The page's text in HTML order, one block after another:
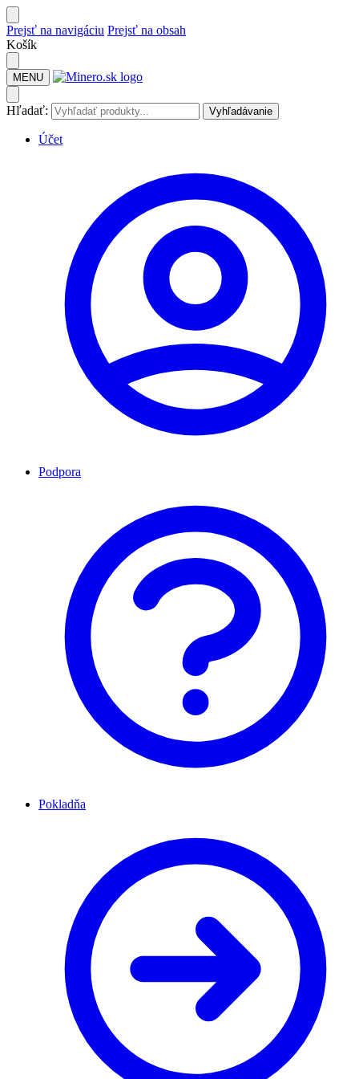
Prejsť na navigáciu Prejsť na obsah
Košík
MENU
Hľadať: Vyhľadávanie
Účet
Podpora
Pokladňa